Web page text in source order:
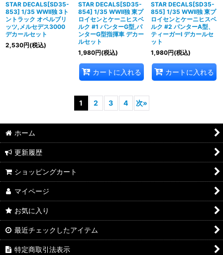
STAR DECALS[SD35-
853] 1/35 WWII独 3ト
ントラック オペルブリ
ッツ,メルセデス3000
デカールセット
2,530円(税込)
STAR DECALS[SD35-
854] 1/35 WWII独 東プ
ロイセンとケーニヒスベ
ルク #1 パンターG型,パ
ンターG型指揮車 デカー
ルセット
1,980円(税込)
カートに入れる
STAR DECALS[SD35-
855] 1/35 WWII独 東プ
ロイセンとケーニヒスベ
ルク #2 パンターA型、
ティーガーI デカールセ
ット
1,980円(税込)
カートに入れる
1 2 3 4 次»
ホーム
更新履歴
ショッピングカート
マイページ
お気に入り
最近チェックしたアイテム
特定商取引法表示